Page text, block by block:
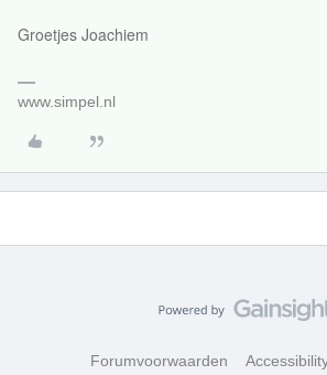
Groetjes Joachiem
www.simpel.nl
Forumvoorwaarden